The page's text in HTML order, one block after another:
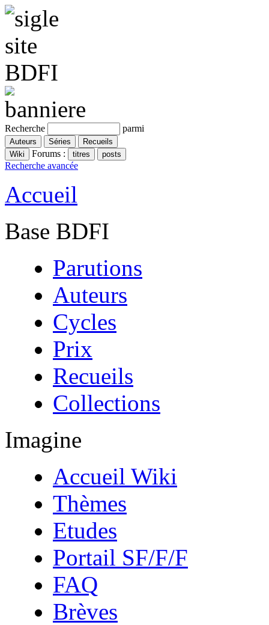
Recherche parmi
Forums :
Recherche avancée
Accueil
Base BDFI
Parutions
Auteurs
Cycles
Prix
Recueils
Collections
Imagine
Accueil Wiki
Thèmes
Etudes
Portail SF/F/F
FAQ
Brèves